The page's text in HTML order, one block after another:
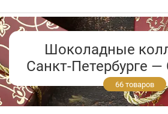
Шоколадные
Санкт-Петербурге
66 товаров